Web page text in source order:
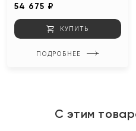
54 675 ₽
КУПИТЬ
ПОДРОБНЕЕ
С этим